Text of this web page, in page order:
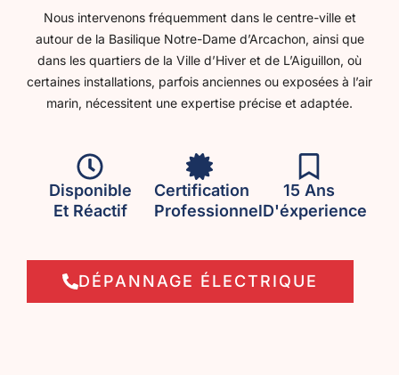
Nous intervenons fréquemment dans le centre-ville et
autour de la Basilique Notre-Dame d’Arcachon, ainsi que
dans les quartiers de la Ville d’Hiver et de L’Aiguillon, où
certaines installations, parfois anciennes ou exposées à l’air
marin, nécessitent une expertise précise et adaptée.
Disponible
Et Réactif
Certification
Professionnel
15 Ans
D'éxperience
DÉPANNAGE ÉLECTRIQUE